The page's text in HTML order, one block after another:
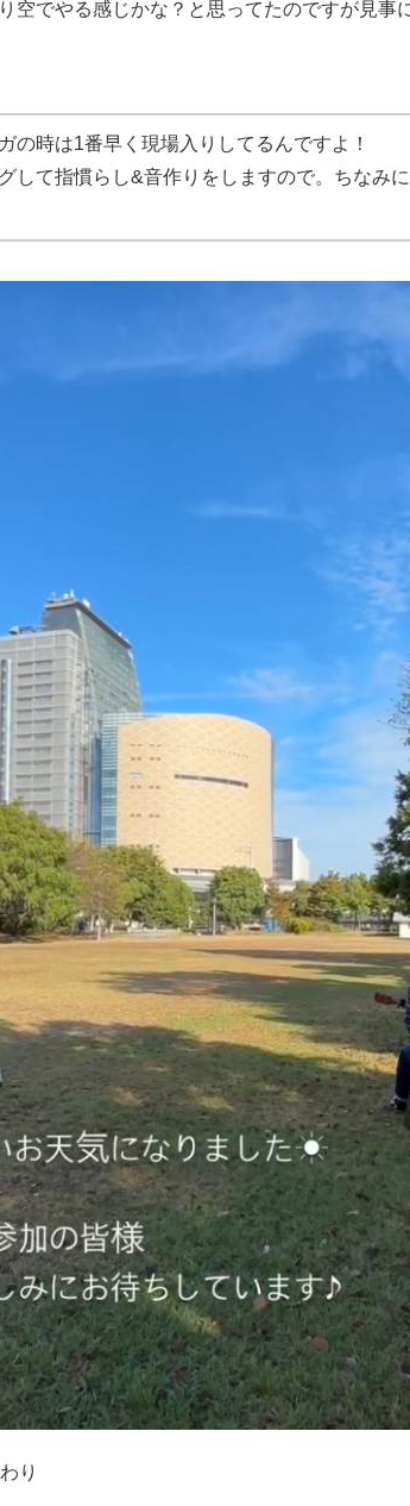
空でやる感じかな？と思ってたのですが見事
の時は1番早く現場入りしてるんですよ！
して指慣らし&音作りをしますので。ちなみ
り